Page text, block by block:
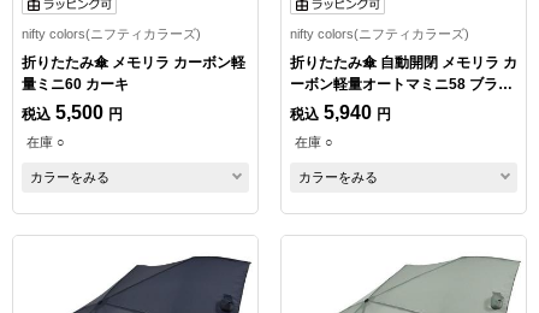
nifty colors(ニフティカラーズ)
折りたたみ傘 メモリラ カーボン軽
量ミニ60 カーキ
税込 5,500 円
在庫 ○
カラーをみる
nifty colors(ニフティカラーズ)
折りたたみ傘 自動開閉 メモリラ カ
ーボン軽量オートマミニ58 ブラッ
ク
税込 5,940 円
在庫 ○
カラーをみる